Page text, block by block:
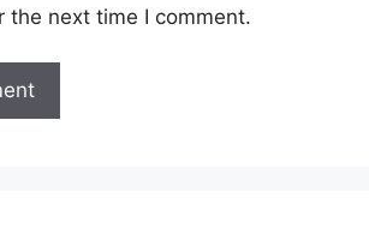
the next time I comment.